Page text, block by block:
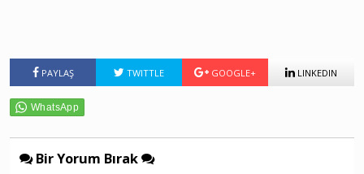
PAYLAŞ TWITTLE GOOGLE+ LINKEDIN
Bir Yorum Bırak